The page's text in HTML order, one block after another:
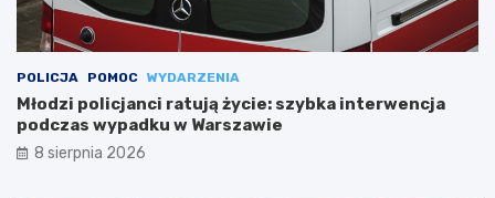
POLICJA POMOC WYDARZENIA
Młodzi policjanci ratują życie: szybka interwencja
podczas wypadku w Warszawie
8 sierpnia 2026